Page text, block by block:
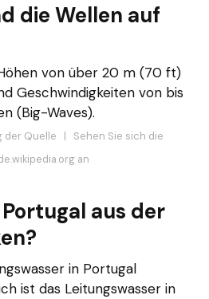
die Wellen auf
von über 20 m (70 ft)
Geschwindigkeiten von bis
(Big-Waves).
der Quelle | Sehen Sie sich die
an
aus der
in Portugal
ist das Leitungswasser in